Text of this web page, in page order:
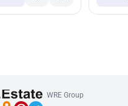
WRE Group